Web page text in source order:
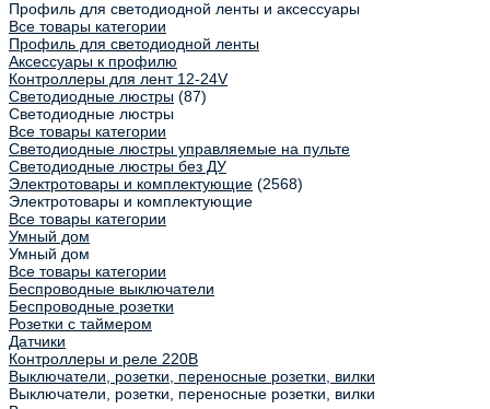
Профиль для светодиодной ленты и аксессуары
Все товары категории
Профиль для светодиодной ленты
Аксессуары к профилю
Контроллеры для лент 12-24V
Светодиодные люстры (87)
Светодиодные люстры
Все товары категории
Светодиодные люстры управляемые на пульте
Светодиодные люстры без ДУ
Электротовары и комплектующие (2568)
Электротовары и комплектующие
Все товары категории
Умный дом
Умный дом
Все товары категории
Беспроводные выключатели
Беспроводные розетки
Розетки с таймером
Датчики
Контроллеры и реле 220В
Выключатели, розетки, переносные розетки, вилки
Выключатели, розетки, переносные розетки, вилки